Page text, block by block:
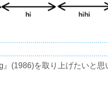
(1986)を取り上げたいと思